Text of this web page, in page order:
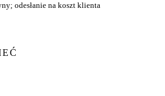
odesłanie na koszt klienta